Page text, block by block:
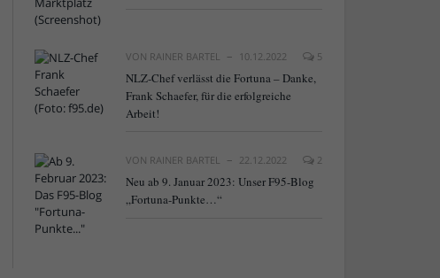
VON RAINER BARTEL 10.12.2022 5
NLZ-Chef verlässt die Fortuna – Danke,
Frank Schaefer, für die erfolgreiche
Arbeit!
VON RAINER BARTEL 22.12.2022 2
Neu ab 9. Januar 2023: Unser F95-Blog
„Fortuna-Punkte…“